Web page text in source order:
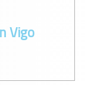
Vigo